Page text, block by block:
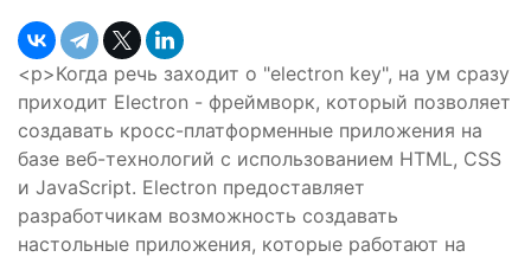
<p>Когда речь заходит о "electron key", на ум сразу
приходит Electron - фреймворк, который позволяет
создавать кросс-платформенные приложения на
базе веб-технологий с использованием HTML, CSS
и JavaScript. Electron предоставляет
разработчикам возможность создавать
настольные приложения, которые работают на